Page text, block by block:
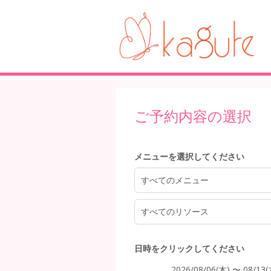
ご予約内容の選択
メニューを選択してください
すべてのメニュー
すべてのリソース
日時をクリックしてください
4:00
5:00